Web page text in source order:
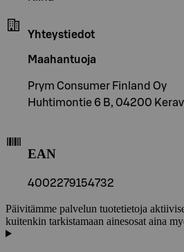
Yhteystiedot
Maahantuoja
Prym Consumer Finland Oy
Huhtimontie 6 B, 04200
EAN
4002279154732
Päivitämme palvelun tuotetietoja
kuitenkin tarkistamaan ainesosat aina